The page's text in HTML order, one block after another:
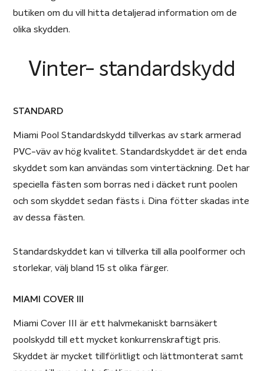
butiken om du vill hitta detaljerad information om de
olika skydden.
Vinter- standardskydd
STANDARD
Miami Pool Standardskydd tillverkas av stark armerad
PVC-väv av hög kvalitet. Standardskyddet är det enda
skyddet som kan användas som vintertäckning. Det har
speciella fästen som borras ned i däcket runt poolen
och som skyddet sedan fästs i. Dina fötter skadas inte
av dessa fästen.
Standardskyddet kan vi tillverka till alla poolformer och
storlekar, välj bland 15 st olika färger.
MIAMI COVER III
Miami Cover III är ett halvmekaniskt barnsäkert
poolskydd till ett mycket konkurrenskraftigt pris.
Skyddet är mycket tillförlitligt och lättmonterat samt